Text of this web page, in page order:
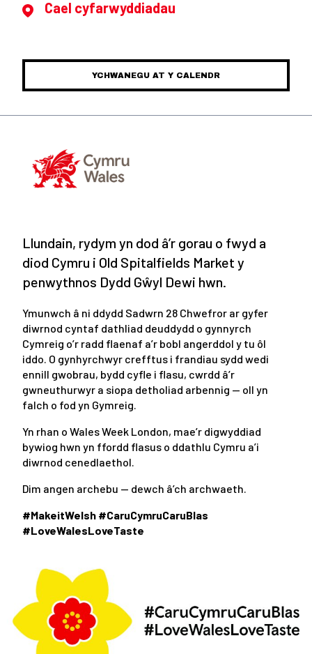
Cael cyfarwyddiadau
YCHWANEGU AT Y CALENDR
Llundain, rydym yn dod â’r gorau o fwyd a
diod Cymru i Old Spitalfields Market y
penwythnos Dydd Gŵyl Dewi hwn.
Ymunwch â ni ddydd Sadwrn 28 Chwefror ar gyfer
diwrnod cyntaf dathliad deuddydd o gynnyrch
Cymreig o’r radd flaenaf a’r bobl angerddol y tu ôl
iddo. O gynhyrchwyr crefftus i frandiau sydd wedi
ennill gwobrau, bydd cyfle i flasu, cwrdd â’r
gwneuthurwyr a siopa detholiad arbennig — oll yn
falch o fod yn Gymreig.
Yn rhan o Wales Week London, mae’r digwyddiad
bywiog hwn yn ffordd flasus o ddathlu Cymru a’i
diwrnod cenedlaethol.
Dim angen archebu — dewch â’ch archwaeth.
#MakeitWelsh #CaruCymruCaruBlas
#LoveWalesLoveTaste